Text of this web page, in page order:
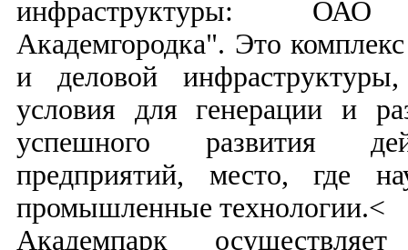
инфраструктуры: ОАО
Академгородка". Это
и деловой
условия для генерации и
успешного развития
предприятий, место, где
промышленные технологии.<
Академпарк